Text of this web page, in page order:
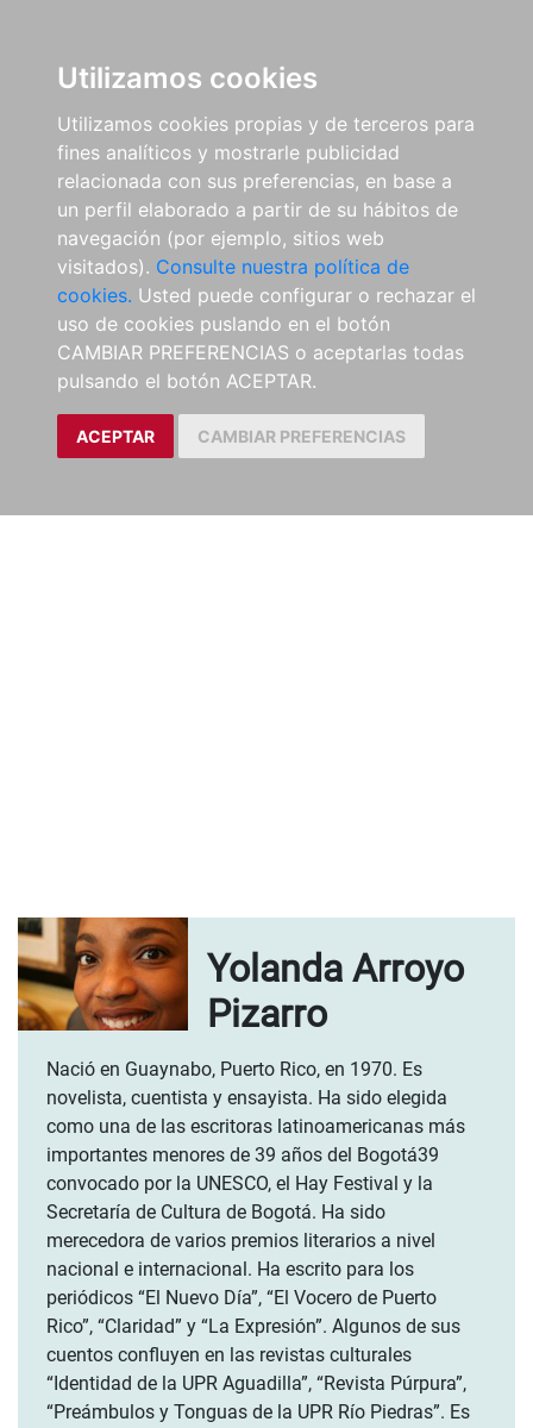
Utilizamos cookies
Utilizamos cookies propias y de terceros para
fines analíticos y mostrarle publicidad
relacionada con sus preferencias, en base a
un perfil elaborado a partir de su hábitos de
navegación (por ejemplo, sitios web
visitados). Consulte nuestra política de
cookies. Usted puede configurar o rechazar el
uso de cookies puslando en el botón
CAMBIAR PREFERENCIAS o aceptarlas todas
pulsando el botón ACEPTAR.
ACEPTAR CAMBIAR PREFERENCIAS
Yolanda Arroyo
Pizarro
Nació en Guaynabo, Puerto Rico, en 1970. Es
novelista, cuentista y ensayista. Ha sido elegida
como una de las escritoras latinoamericanas más
importantes menores de 39 años del Bogotá39
convocado por la UNESCO, el Hay Festival y la
Secretaría de Cultura de Bogotá. Ha sido
merecedora de varios premios literarios a nivel
nacional e internacional. Ha escrito para los
periódicos “El Nuevo Día”, “El Vocero de Puerto
Rico”, “Claridad” y “La Expresión”. Algunos de sus
cuentos confluyen en las revistas culturales
“Identidad de la UPR Aguadilla”, “Revista Púrpura”,
“Preámbulos y Tonguas de la UPR Río Piedras”. Es